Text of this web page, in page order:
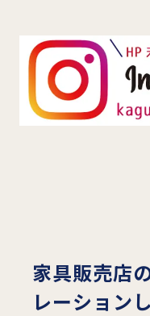
家具販売店
レーション